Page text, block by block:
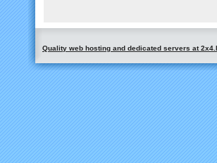
Quality web hosting and dedicated servers at